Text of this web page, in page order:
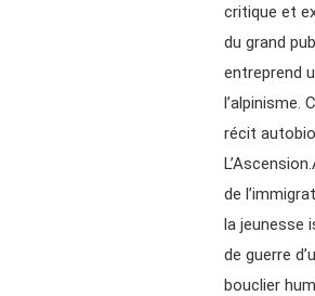
critique et
du grand
entreprend
l’alpinisme.
récit
de
la jeunesse
de guerre
bouclier